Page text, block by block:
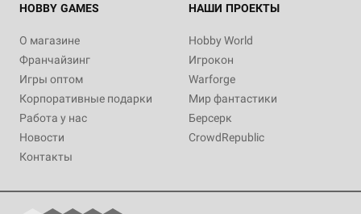
HOBBY GAMES
О магазине
Франчайзинг
Игры оптом
Корпоративные подарки
Работа у нас
Новости
Контакты
НАШИ ПРОЕКТЫ
Hobby World
Игрокон
Warforge
Мир фантастики
Берсерк
CrowdRepublic